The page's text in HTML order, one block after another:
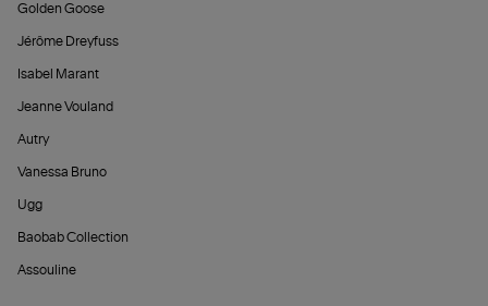
Golden Goose
Jérôme Dreyfuss
Isabel Marant
Jeanne Vouland
Autry
Vanessa Bruno
Ugg
Baobab Collection
Assouline